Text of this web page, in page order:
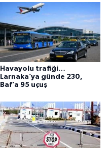
Havayolu trafiği…
Larnaka’ya günde 230,
Baf’a 95 uçuş